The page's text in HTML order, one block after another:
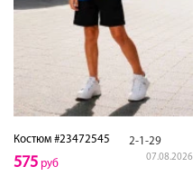
Костюм #23472545 2-1-29
07.08.2026
575 руб